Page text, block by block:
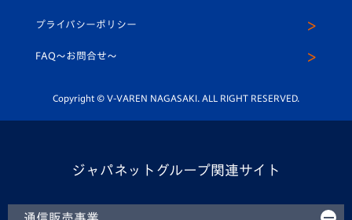
平和祈念活動
ホームタウン活動
スクール
公式LINE＠
プライバシーポリシー
FAQ〜お問合せ〜
Copyright © V-VAREN NAGASAKI. ALL RIGHT RESERVED.
ジャパネットグループ関連サイト
通信販売事業